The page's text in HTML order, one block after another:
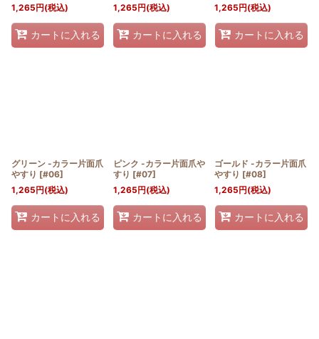
1,265円(税込)
カートに入れる
1,265円(税込)
カートに入れる
1,265円(税込)
カートに入れる
グリーン -カラー片面爪
やすり [#06]
1,265円(税込)
カートに入れる
ピンク -カラー片面爪や
すり [#07]
1,265円(税込)
カートに入れる
ゴールド -カラー片面爪
やすり [#08]
1,265円(税込)
カートに入れる